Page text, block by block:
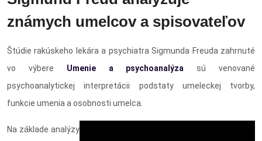
známych umelcov a spisovateľov
Štúdie rakúskeho lekára a psychiatra Sigmunda Freuda zahrnuté
vo výbere Umenie a psychoanalýza sú venované
psychoanalytickej interpretácii podstaty umeleckej tvorby,
funkcie umenia a osobnosti umelca.
Na základe analýzy